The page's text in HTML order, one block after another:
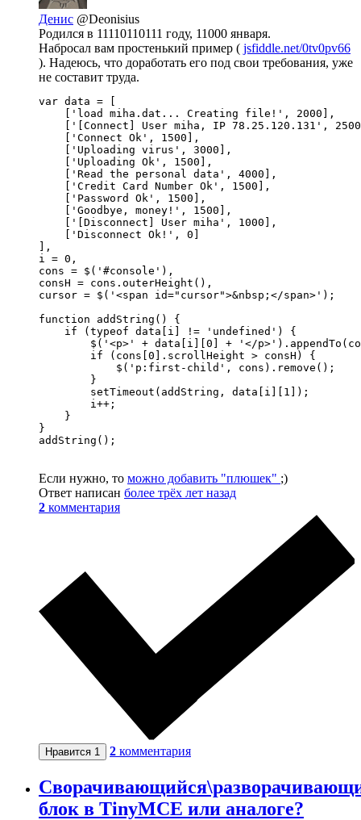
Денис @Deonisius
Родился в 11110110111 году, 11000 января.
Набросал вам простенький пример ( jsfiddle.net/0tv0pv66
). Надеюсь, что доработать его под свои требования, уже
не составит труда.
var data = [
    ['load miha.dat... Creating file!', 2000],
['[Connect] User miha, IP 78.25.120.131',
    ['Connect Ok', 1500],
    ['Uploading virus', 3000],
    ['Uploading Ok', 1500],
    ['Read the personal data', 4000],
    ['Credit Card Number Ok', 1500],
    ['Password Ok', 1500],
    ['Goodbye, money!', 1500],
    ['[Disconnect] User miha', 1000],
    ['Disconnect Ok!', 0]
],
i = 0,
cons = $('#console'),
consH = cons.outerHeight(),
cursor = $('<span id="cursor">&nbsp;</span>');
function addString() {
    if (typeof data[i] != 'undefined') {
$('<p>' + data[i][0] + '</
        if (cons[0].scrollHeight > consH) {
            $('p:first-child', cons).remove();
        }
        setTimeout(addString, data[i][1]);
        i++;
    }
}
addString();
Если нужно, то можно добавить "плюшек" ;)
Ответ написан более трёх лет назад
2 комментария
Нравится 1 2 комментария
блок в TinyMCE или аналоге?